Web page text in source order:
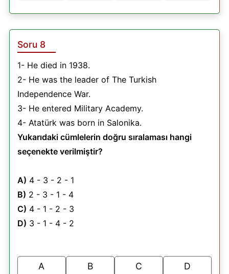
Soru 8
1- He died in 1938.
2- He was the leader of The Turkish
Independence War.
3- He entered Military Academy.
4- Atatürk was born in Salonika.
Yukarıdaki cümlelerin doğru sıralaması hangi
seçenekte verilmiştir?
A) 4 - 3 - 2 - 1
B) 2 - 3 - 1 - 4
C) 4 - 1 - 2 - 3
D) 3 - 1 - 4 - 2
A B C D